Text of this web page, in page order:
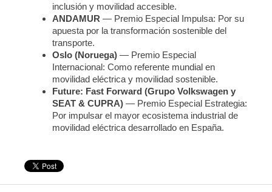
inclusión y movilidad accesible.
ANDAMUR — Premio Especial Impulsa: Por su
apuesta por la transformación sostenible del
transporte.
Oslo (Noruega) — Premio Especial
Internacional: Como referente mundial en
movilidad eléctrica y movilidad sostenible.
Future: Fast Forward (Grupo Volkswagen y
SEAT & CUPRA) — Premio Especial Estrategia:
Por impulsar el mayor ecosistema industrial de
movilidad eléctrica desarrollado en España.